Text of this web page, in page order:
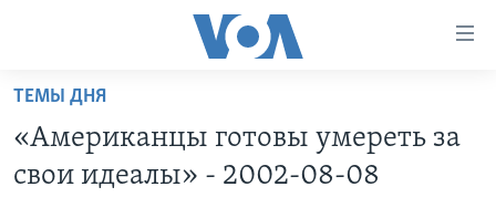
Перейти
основной
контент
ПРОГРАММЫ
ТЕМЫ ДНЯ
«Американцы готовы умереть за
свои идеалы» - 2002-08-08